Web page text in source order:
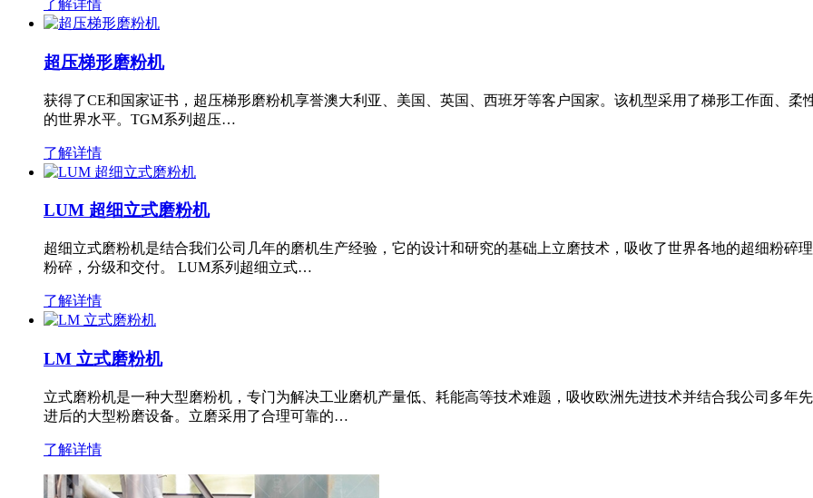
了解详情
超压梯形磨粉机
获得了CE和国家证书，超压梯形磨粉机享誉澳大利亚、美国、英国、西班牙等客户国家。该机型采用了梯形工作面、
的世界水平。TGM系列超压…
了解详情
LUM 超细立式磨粉机
超细立式磨粉机是结合我们公司几年的磨机生产经验，它的设计和研究的基础上立磨技术，吸收了世界各地的超细粉碎
粉碎，分级和交付。 LUM系列超细立式…
了解详情
LM 立式磨粉机
立式磨粉机是一种大型磨粉机，专门为解决工业磨机产量低、耗能高等技术难题，吸收欧洲先进技术并结合我公司多年
进后的大型粉磨设备。立磨采用了合理可靠的…
了解详情